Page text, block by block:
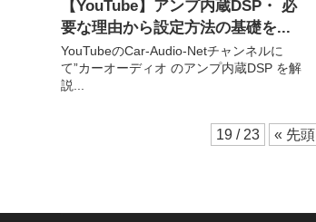
【YouTube】アンプ内蔵DSP・ 必
要な理由から設定方法の基礎を...
YouTubeのCar-Audio-Netチャンネルに
て”カーオーディオ のアンプ内蔵DSP を解
説...
19 / 23 « 先頭